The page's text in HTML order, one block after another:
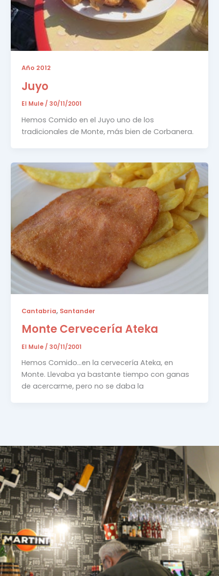
Año 2012
Juyo
El Mule /30/11/2001
Hemos Comido en el Juyo uno de los
tradicionales de Monte, más bien de Corbanera.
Cantabria, Santander
Monte Cervecería Ateka
El Mule /30/11/2001
Hemos Comido…en la cervecería Ateka, en
Monte. Llevaba ya bastante tiempo con ganas
de acercarme, pero no se daba la